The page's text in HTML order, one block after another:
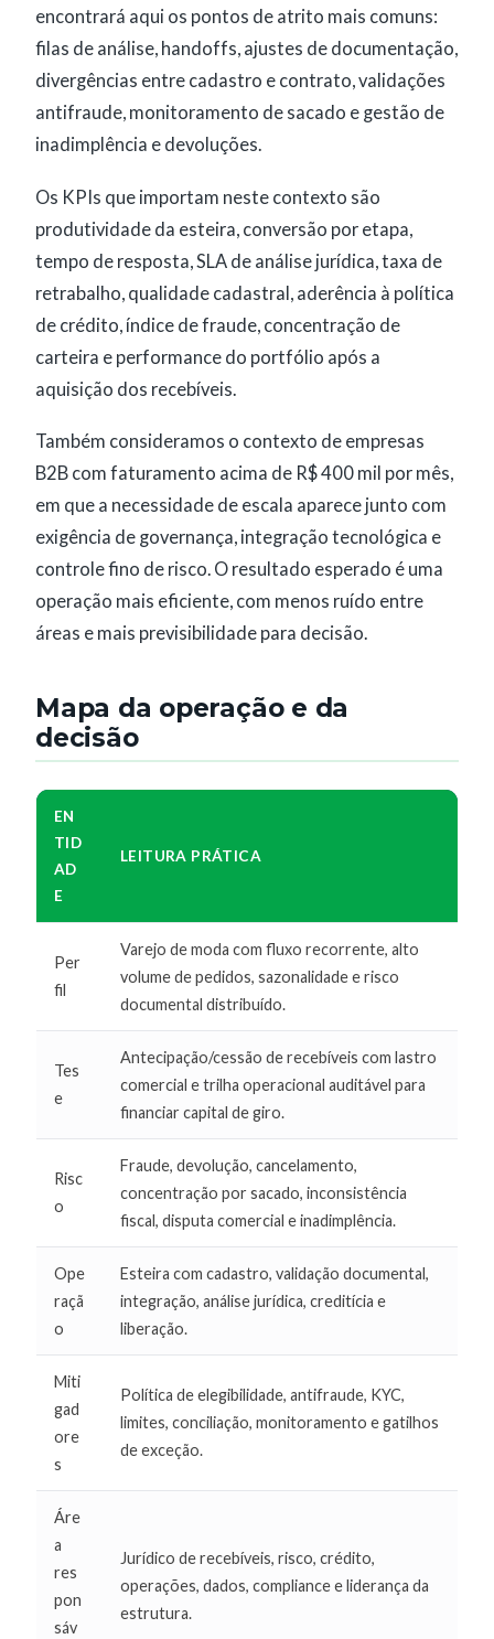
encontrará aqui os pontos de atrito mais comuns:
filas de análise, handoffs, ajustes de documentação,
divergências entre cadastro e contrato, validações
antifraude, monitoramento de sacado e gestão de
inadimplência e devoluções.
Os KPIs que importam neste contexto são
produtividade da esteira, conversão por etapa,
tempo de resposta, SLA de análise jurídica, taxa de
retrabalho, qualidade cadastral, aderência à política
de crédito, índice de fraude, concentração de
carteira e performance do portfólio após a
aquisição dos recebíveis.
Também consideramos o contexto de empresas
B2B com faturamento acima de R$ 400 mil por mês,
em que a necessidade de escala aparece junto com
exigência de governança, integração tecnológica e
controle fino de risco. O resultado esperado é uma
operação mais eficiente, com menos ruído entre
áreas e mais previsibilidade para decisão.
Mapa da operação e da
decisão
EN
TID
AD
E
LEITURA PRÁTICA
Per
fil
Varejo de moda com fluxo recorrente, alto
volume de pedidos, sazonalidade e risco
documental distribuído.
Tes
e
Antecipação/cessão de recebíveis com lastro
comercial e trilha operacional auditável para
financiar capital de giro.
Risc
o
Fraude, devolução, cancelamento,
concentração por sacado, inconsistência
fiscal, disputa comercial e inadimplência.
Ope
raçã
o
Esteira com cadastro, validação documental,
integração, análise jurídica, creditícia e
liberação.
Miti
gad
ore
s
Política de elegibilidade, antifraude, KYC,
limites, conciliação, monitoramento e gatilhos
de exceção.
Áre
a
res
pon
sáv
Jurídico de recebíveis, risco, crédito,
operações, dados, compliance e liderança da
estrutura.